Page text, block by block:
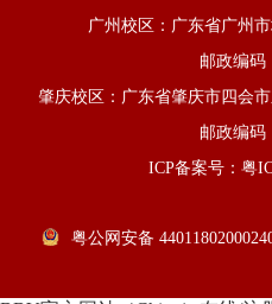
广州校区：广东省广州
邮政编码
肇庆校区：广东省肇庆市四会
邮政编码
ICP备案号：粤
粤公网安备